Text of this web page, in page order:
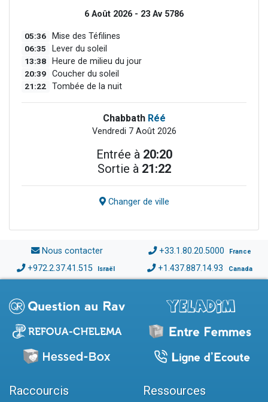
6 Août 2026 - 23 Av 5786
05:36 Mise des Téfilines
06:35 Lever du soleil
13:38 Heure de milieu du jour
20:39 Coucher du soleil
21:22 Tombée de la nuit
Chabbath Réé
Vendredi 7 Août 2026
Entrée à 20:20
Sortie à 21:22
Changer de ville
Nous contacter +33.1.80.20.5000 France
+972.2.37.41.515 Israël +1.437.887.14.93 Canada
Raccourcis Ressources